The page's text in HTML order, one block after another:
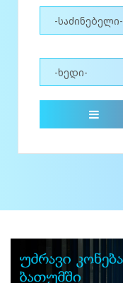
-საძინებელი-
-ხედი-